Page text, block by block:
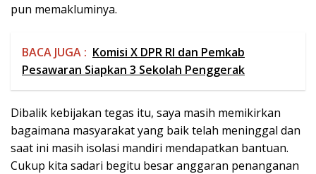
pun memakluminya.
BACA JUGA : Komisi X DPR RI dan Pemkab
Pesawaran Siapkan 3 Sekolah Penggerak
Dibalik kebijakan tegas itu, saya masih memikirkan
bagaimana masyarakat yang baik telah meninggal dan
saat ini masih isolasi mandiri mendapatkan bantuan.
Cukup kita sadari begitu besar anggaran penanganan